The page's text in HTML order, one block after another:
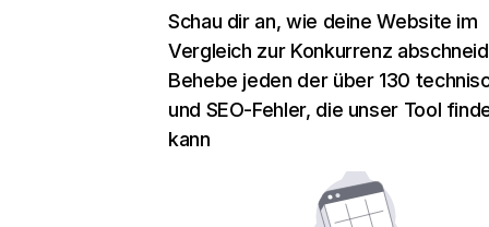
Schau dir an, wie deine Website im
Vergleich zur Konkurrenz
Behebe jeden der über 130
und SEO-Fehler, die unser Tool
kann